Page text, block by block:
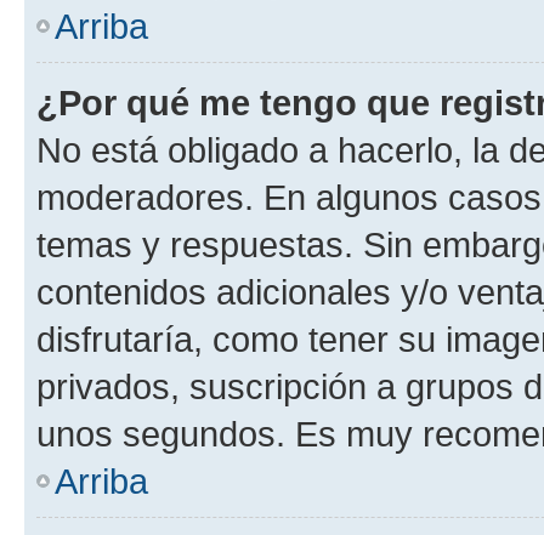
Arriba
¿Por qué me tengo que
No está obligado a hacerlo, la
moderadores. En algunos
temas y respuestas. Sin
contenidos adicionales y/o
disfrutaría, como tener su
privados, suscripción a grupos
unos segundos. Es muy
Arriba